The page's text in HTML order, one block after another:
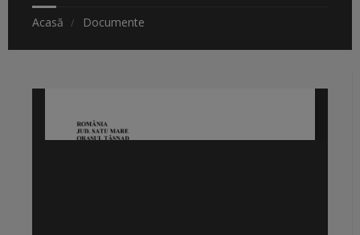
Acasă Documente